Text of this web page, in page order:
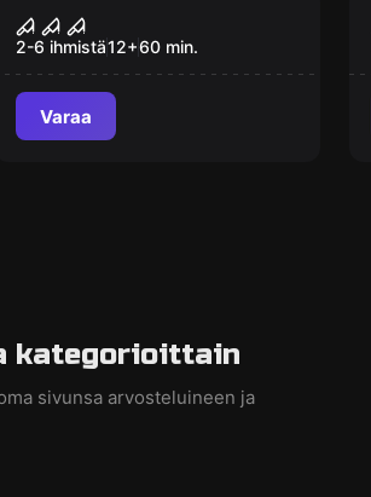
Hääled
2-6 ihmistä12+60 min.
Varaa
kategorioittain
sivunsa arvosteluineen ja